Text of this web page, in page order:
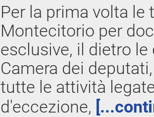
Per la prima volta le
Montecitorio per
esclusive, il dietro
Camera dei
tutte le attività
d'eccezione,